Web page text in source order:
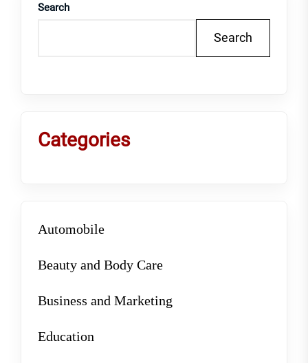
Search
Search
Categories
Automobile
Beauty and Body Care
Business and Marketing
Education